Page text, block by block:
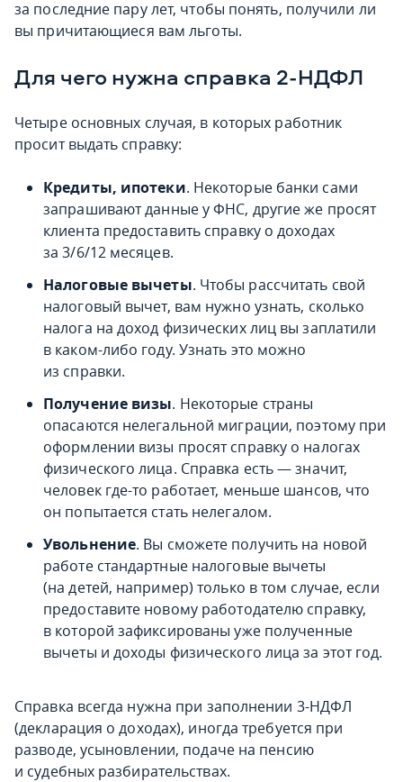
за последние пару лет, чтобы понять, получили ли
вы причитающиеся вам льготы.
Для чего нужна справка 2-НДФЛ
Четыре основных случая, в которых работник
просит выдать справку:
Кредиты, ипотеки. Некоторые банки сами
запрашивают данные у ФНС, другие же просят
клиента предоставить справку о доходах
за 3/6/12 месяцев.
Налоговые вычеты. Чтобы рассчитать свой
налоговый вычет, вам нужно узнать, сколько
налога на доход физических лиц вы заплатили
в каком-либо году. Узнать это можно
из справки.
Получение визы. Некоторые страны
опасаются нелегальной миграции, поэтому при
оформлении визы просят справку о налогах
физического лица. Справка есть — значит,
человек где-то работает, меньше шансов, что
он попытается стать нелегалом.
Увольнение. Вы сможете получить на новой
работе стандартные налоговые вычеты
(на детей, например) только в том случае, если
предоставите новому работодателю справку,
в которой зафиксированы уже полученные
вычеты и доходы физического лица за этот год.
Справка всегда нужна при заполнении 3-НДФЛ
(декларация о доходах), иногда требуется при
разводе, усыновлении, подаче на пенсию
и судебных разбирательствах.